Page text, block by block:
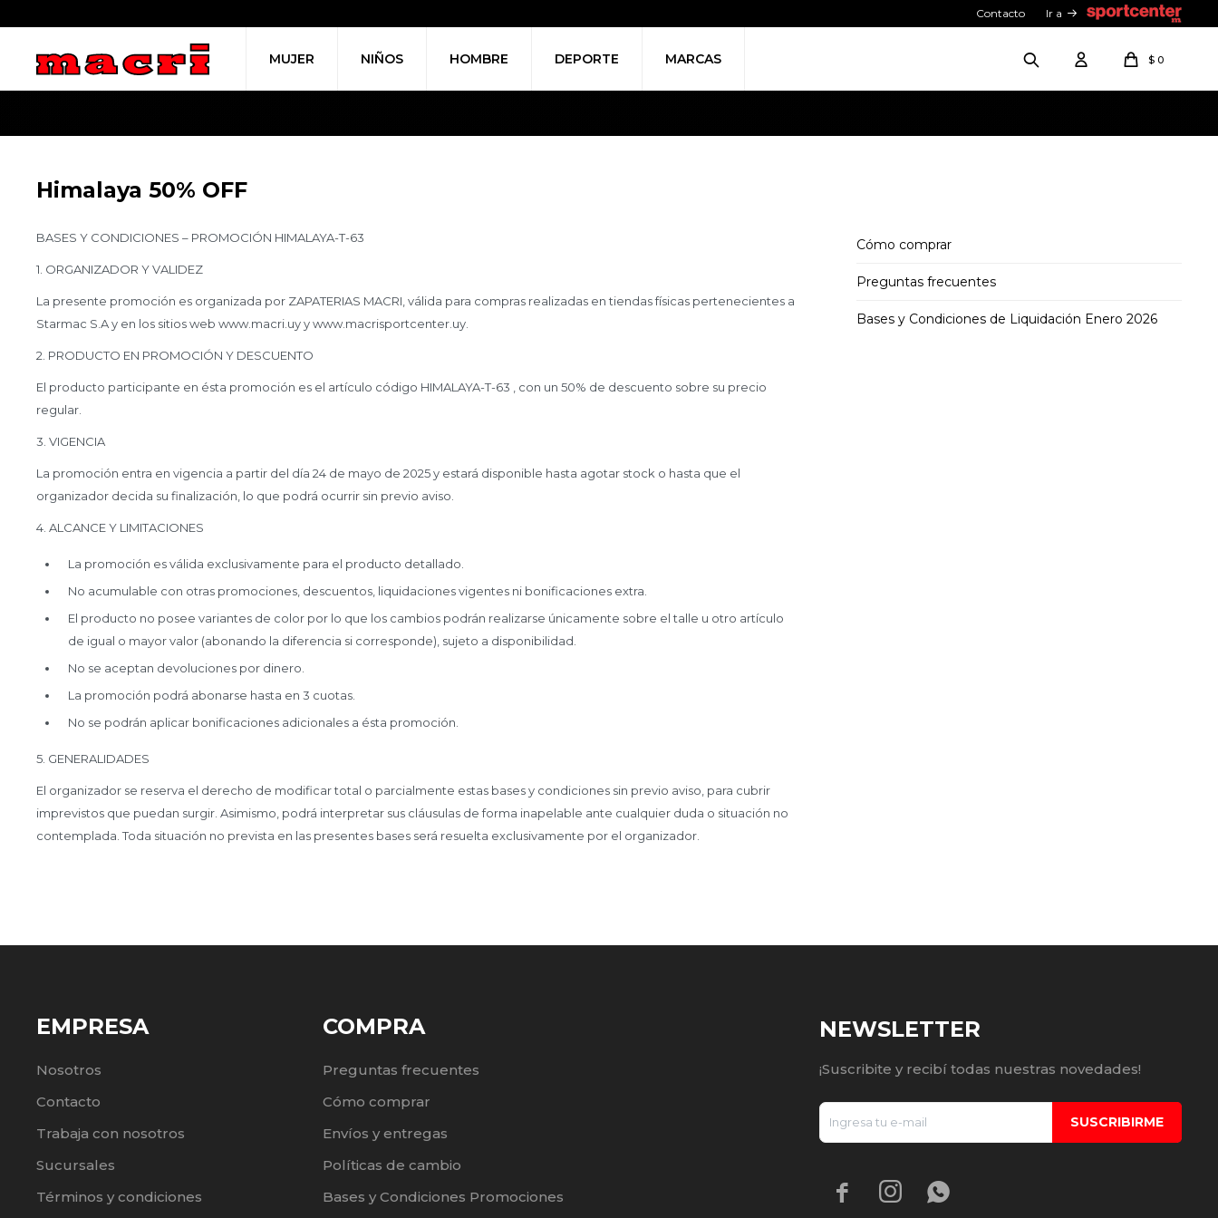
MUJER NIÑOS HOMBRE DEPORTE MARCAS $ 0
Contacto Ir a
Himalaya 50% OFF
BASES Y CONDICIONES – PROMOCIÓN HIMALAYA-T-63
1. ORGANIZADOR Y VALIDEZ
La presente promoción es organizada por ZAPATERIAS MACRI, válida para compras realizadas en tiendas físicas pertenecientes a
Starmac S.A y en los sitios web www.macri.uy y www.macrisportcenter.uy.
2. PRODUCTO EN PROMOCIÓN Y DESCUENTO
El producto participante en ésta promoción es el artículo código HIMALAYA-T-63 , con un 50% de descuento sobre su precio
regular.
3. VIGENCIA
La promoción entra en vigencia a partir del día 24 de mayo de 2025 y estará disponible hasta agotar stock o hasta que el
organizador decida su finalización, lo que podrá ocurrir sin previo aviso.
4. ALCANCE Y LIMITACIONES
La promoción es válida exclusivamente para el producto detallado.
No acumulable con otras promociones, descuentos, liquidaciones vigentes ni bonificaciones extra.
El producto no posee variantes de color por lo que los cambios podrán realizarse únicamente sobre el talle u otro artículo
de igual o mayor valor (abonando la diferencia si corresponde), sujeto a disponibilidad.
No se aceptan devoluciones por dinero.
La promoción podrá abonarse hasta en 3 cuotas.
No se podrán aplicar bonificaciones adicionales a ésta promoción.
5. GENERALIDADES
El organizador se reserva el derecho de modificar total o parcialmente estas bases y condiciones sin previo aviso, para cubrir
imprevistos que puedan surgir. Asimismo, podrá interpretar sus cláusulas de forma inapelable ante cualquier duda o situación no
contemplada. Toda situación no prevista en las presentes bases será resuelta exclusivamente por el organizador.
Cómo comprar
Preguntas frecuentes
Bases y Condiciones de Liquidación Enero 2026
EMPRESA
Nosotros
Contacto
Trabaja con nosotros
Sucursales
Términos y condiciones
COMPRA
Preguntas frecuentes
Cómo comprar
Envíos y entregas
Políticas de cambio
Bases y Condiciones Promociones
NEWSLETTER
¡Suscribite y recibí todas nuestras novedades!
SUSCRIBIRME
  